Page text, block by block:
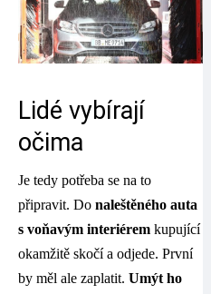
Lidé vybírají
očima
Je tedy potřeba se na to
připravit. Do naleštěného auta
s voňavým interiérem kupující
okamžitě skočí a odjede. První
by měl ale zaplatit. Umýt ho